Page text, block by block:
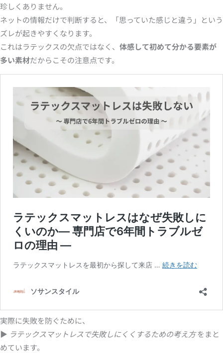
珍しくありません。
ネットの情報だけで判断すると、「思っていた感じと違う」という
ズレが起きやすくなります。
これはラテックスの欠点ではなく、 体感して初めて分かる要素が
多い素材だからこその注意点です。
実際に失敗を防ぐために、
▶︎ ラテックスマットレスで失敗しにくくするための考え方をまと
めています。